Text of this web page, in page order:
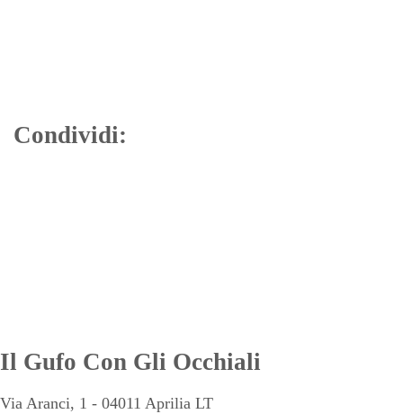
Condividi:
Il Gufo Con Gli Occhiali
Via Aranci, 1 - 04011 Aprilia LT